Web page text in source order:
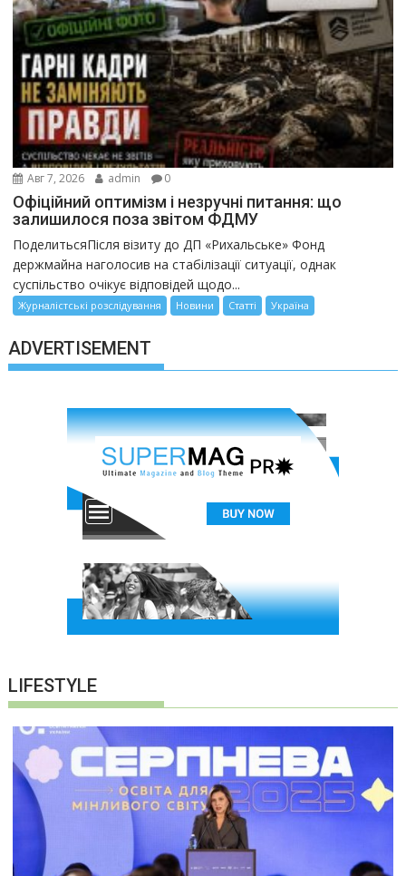
Авг 7, 2026 admin 0
Офіційний оптимізм і незручні питання: що
залишилося поза звітом ФДМУ
ПоделитьсяПісля візиту до ДП «Рихальське» Фонд
держмайна наголосив на стабілізації ситуації, однак
суспільство очікує відповідей щодо...
Журналістські розслідування Новини Статті Україна
ADVERTISEMENT
LIFESTYLE